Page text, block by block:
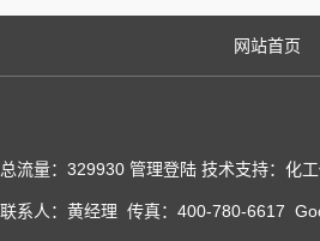
网站首页
总流量：329930 管理登陆 技术支持：化
联系人：黄经理 传真：400-780-6617